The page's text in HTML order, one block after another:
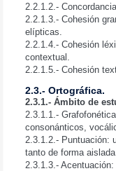
2.2.1.2.-
2.2.1.3.- Cohesión
elípticas.
2.2.1.4.- Cohesión
contextual.
2.2.1.5.- Cohesión
2.3.- Ortográfica.
2.3.1.- Ámbito de
2.3.1.1.-
consonánticos,
2.3.1.2.- Puntuación:
tanto de forma
2.3.1.3.-